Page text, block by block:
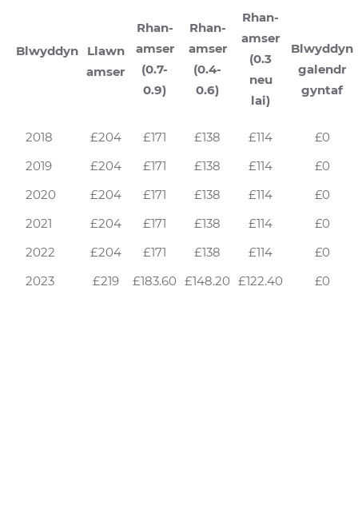
Blwyddyn
Llawn
amser
Rhan-
amser
(0.7-
0.9)
Rhan-
amser
(0.4-
0.6)
Rhan-
amser
(0.3
neu
lai)
Blwyddyn
galendr
gyntaf
2018 £204 £171 £138 £114
£0
2019
£204 £171 £138 £114
£0
2020
£204 £171 £138 £114
£0
2021
£204 £171 £138 £114
£0
2022
£204 £171 £138 £114
£0
2023
£219 £183.60 £148.20 £122.40 £0